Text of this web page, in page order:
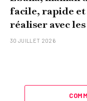
facile, rapide et
réaliser avec
30 JUILLET 2026